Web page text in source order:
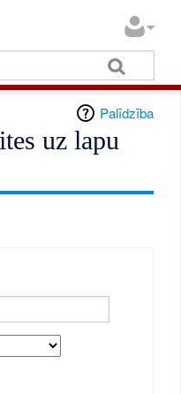
Palīdzība
uz lapu